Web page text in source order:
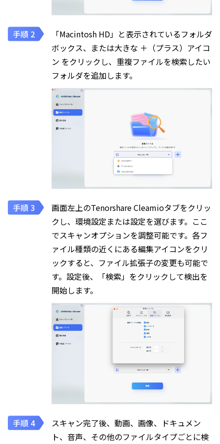
「Macintosh HD」と表示されているフォルダ
ボックス、または大きな ＋（プラス）アイコ
ン をクリックし、重複ファイルを検索したい
フォルダを追加します。
画面左上のTenorshare Cleamioタブをクリッ
クし、環境設定または設定を選びます。ここ
でスキャンオプションを調整可能です。各フ
ァイル種類の近くにある編集アイコンをクリ
ックすると、ファイル拡張子の変更も可能で
す。設定後、「検索」をクリックして検出を
開始します。
スキャン完了後、動画、画像、ドキュメン
ト、音声、その他のファイルタイプごとに検